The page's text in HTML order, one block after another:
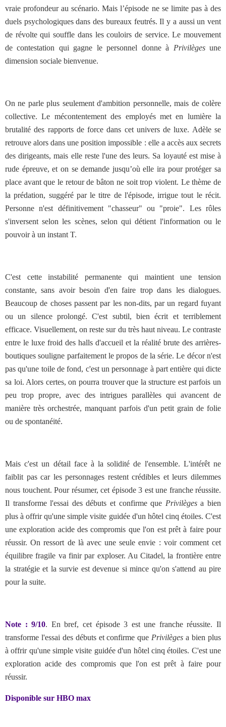
vraie profondeur au scénario. Mais l’épisode ne se limite pas à des
duels psychologiques dans des bureaux feutrés. Il y a aussi un vent
de révolte qui souffle dans les couloirs de service. Le mouvement
de contestation qui gagne le personnel donne à Privilègesune
dimension sociale bienvenue.
On ne parle plus seulement d'ambition personnelle, mais de colère
collective. Le mécontentement des employés met en lumière la
brutalité des rapports de force dans cet univers de luxe. Adèle se
retrouve alors dans une position impossible : elle a accès aux secrets
des dirigeants, mais elle reste l'une des leurs. Sa loyauté est mise à
rude épreuve, et on se demande jusqu’où elle ira pour protéger sa
place avant que le retour de bâton ne soit trop violent. Le thème de
la prédation, suggéré par le titre de l'épisode, irrigue tout le récit.
Personne n'est définitivement "chasseur" ou "proie". Les rôles
s'inversent selon les scènes, selon qui détient l'information ou le
pouvoir à un instant T.
C'est cette instabilité permanente qui maintient une tension
constante, sans avoir besoin d'en faire trop dans les dialogues.
Beaucoup de choses passent par les non-dits, par un regard fuyant
ou un silence prolongé. C'est subtil, bien écrit et terriblement
efficace. Visuellement, on reste sur du très haut niveau. Le contraste
entre le luxe froid des halls d'accueil et la réalité brute des arrières-
boutiques souligne parfaitement le propos de la série. Le décor n'est
pas qu'une toile de fond, c'est un personnage à part entière qui dicte
sa loi. Alors certes, on pourra trouver que la structure est parfois un
peu trop propre, avec des intrigues parallèles qui avancent de
manière très orchestrée, manquant parfois d'un petit grain de folie
ou de spontanéité.
Mais c'est un détail face à la solidité de l'ensemble. L'intérêt ne
faiblit pas car les personnages restent crédibles et leurs dilemmes
nous touchent. Pour résumer, cet épisode 3 est une franche réussite.
Il transforme l'essai des débuts et confirme que Privilègesa bien
plus à offrir qu'une simple visite guidée d'un hôtel cinq étoiles. C'est
une exploration acide des compromis que l'on est prêt à faire pour
réussir. On ressort de là avec une seule envie : voir comment cet
équilibre fragile va finir par exploser. Au Citadel, la frontière entre
la stratégie et la survie est devenue si mince qu'on s'attend au pire
pour la suite.
Note : 9/10. En bref, cet épisode 3 est une franche réussite. Il
transforme l'essai des débuts et confirme que Privilèges a bien plus
à offrir qu'une simple visite guidée d'un hôtel cinq étoiles. C'est une
exploration acide des compromis que l'on est prêt à faire pour
réussir.
Disponible sur HBO max